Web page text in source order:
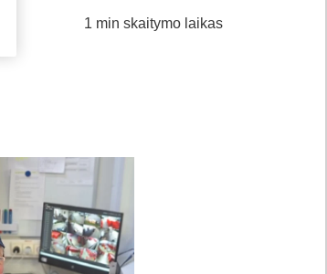
1 min skaitymo laikas